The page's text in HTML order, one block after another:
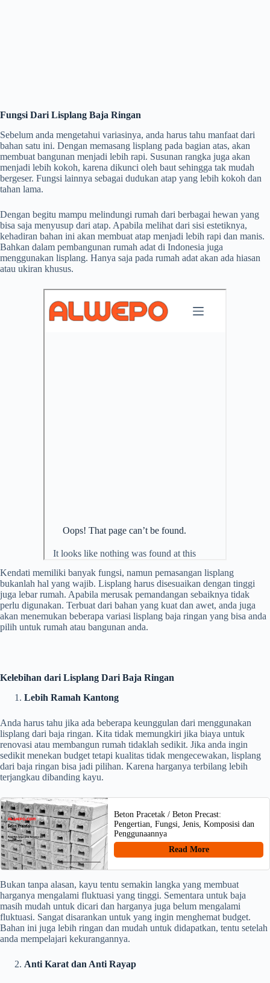
Fungsi Dari Lisplang Baja Ringan
Sebelum anda mengetahui variasinya, anda harus tahu manfaat dari
bahan satu ini. Dengan memasang lisplang pada bagian atas, akan
membuat bangunan menjadi lebih rapi. Susunan rangka juga akan
menjadi lebih kokoh, karena dikunci oleh baut sehingga tak mudah
bergeser. Fungsi lainnya sebagai dudukan atap yang lebih kokoh dan
tahan lama.
Dengan begitu mampu melindungi rumah dari berbagai hewan yang
bisa saja menyusup dari atap. Apabila melihat dari sisi estetiknya,
kehadiran bahan ini akan membuat atap menjadi lebih rapi dan manis.
Bahkan dalam pembangunan rumah adat di Indonesia juga
menggunakan lisplang. Hanya saja pada rumah adat akan ada hiasan
atau ukiran khusus.
Kendati memiliki banyak fungsi, namun pemasangan lisplang
bukanlah hal yang wajib. Lisplang harus disesuaikan dengan tinggi
juga lebar rumah. Apabila merusak pemandangan sebaiknya tidak
perlu digunakan. Terbuat dari bahan yang kuat dan awet, anda juga
akan menemukan beberapa variasi lisplang baja ringan yang bisa anda
pilih untuk rumah atau bangunan anda.
Kelebihan dari Lisplang Dari Baja Ringan
Lebih Ramah Kantong
Anda harus tahu jika ada beberapa keunggulan dari menggunakan
lisplang dari baja ringan. Kita tidak memungkiri jika biaya untuk
renovasi atau membangun rumah tidaklah sedikit. Jika anda ingin
sedikit menekan budget tetapi kualitas tidak mengecewakan, lisplang
dari baja ringan bisa jadi pilihan. Karena harganya terbilang lebih
terjangkau dibanding kayu.
Beton Pracetak / Beton Precast:
Pengertian, Fungsi, Jenis, Komposisi dan
Penggunaannya
Read More
Bukan tanpa alasan, kayu tentu semakin langka yang membuat
harganya mengalami fluktuasi yang tinggi. Sementara untuk baja
masih mudah untuk dicari dan harganya juga belum mengalami
fluktuasi. Sangat disarankan untuk yang ingin menghemat budget.
Bahan ini juga lebih ringan dan mudah untuk didapatkan, tentu setelah
anda mempelajari kekurangannya.
Anti Karat dan Anti Rayap